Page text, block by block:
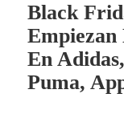
Black
En
Puma,